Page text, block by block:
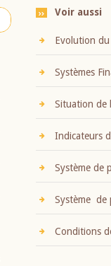
Voir aussi
Evolution
Systèmes
Situation de
Indicateurs
Système de
Système de
Conditions